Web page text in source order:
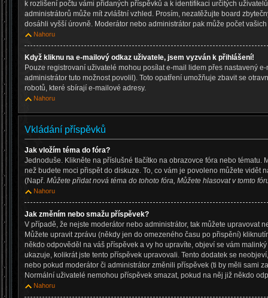
k rozlišení počtu vámi přidaných příspěvků a k identifikaci určitých
administrátorů může mít zvláštní vzhled. Prosím, nezatěžujte board
dosáhli vyšší úrovně. Moderátor nebo administrátor pak může počet
Nahoru
Když kliknu na e-mailový odkaz uživatele, jsem vyzván k přihlášení!
Pouze registrovaní uživatelé mohou posílat e-mail lidem přes nastavený
administrátor tuto možnost povolil). Toto opatření umožňuje zbavit se
robotů, které sbírají e-mailové adresy.
Nahoru
Vkládání příspěvků
Jak vložím téma do fóra?
Jednoduše. Klikněte na příslušné tlačítko na obrazovce fóra nebo tématu.
než budete moci přispět do diskuze. To, co vám je povoleno můžete vidět
(Např. Můžete přidat nová téma do tohoto fóra, Můžete hlasovat v tomto
Nahoru
Jak změním nebo smažu příspěvek?
V případě, že nejste moderátor nebo administrátor, tak můžete upravovat
Můžete upravit zprávu (někdy jen do omezeného času po přispění)
někdo odpověděl na váš příspěvek a vy ho upravíte, objeví se vám
ukazuje, kolikrát jste tento příspěvek upravovali. Tento dodatek se
nebo pokud moderátor či administrátor změnili příspěvek (ti by měli sami
Normální uživatelé nemohou příspěvek smazat, pokud na něj již někdo
Nahoru